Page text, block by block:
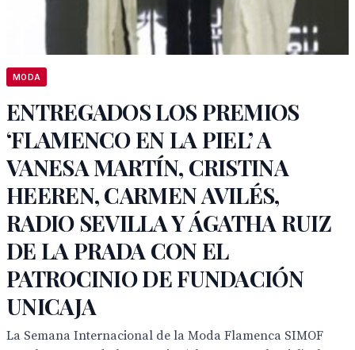
MODA
ENTREGADOS LOS PREMIOS
‘FLAMENCO EN LA PIEL’ A
VANESA MARTÍN, CRISTINA
HEEREN, CARMEN AVILÉS,
RADIO SEVILLA Y ÁGATHA RUIZ
DE LA PRADA CON EL
PATROCINIO DE FUNDACIÓN
UNICAJA
La Semana Internacional de la Moda Flamenca SIMOF